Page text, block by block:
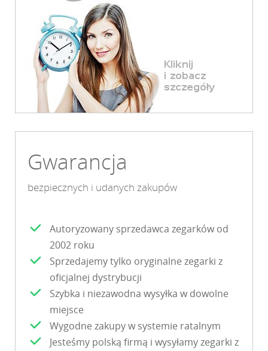
Gwarancja
bezpiecznych i udanych zakupów
Autoryzowany sprzedawca zegarków od
2002 roku
Sprzedajemy tylko oryginalne zegarki z
oficjalnej dystrybucji
Szybka i niezawodna wysyłka w dowolne
miejsce
Wygodne zakupy w systemie ratalnym
Jesteśmy polską firmą i wysyłamy zegarki z